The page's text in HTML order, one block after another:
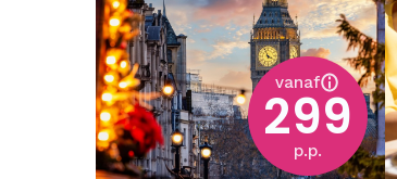
vanaf
299
p.p.